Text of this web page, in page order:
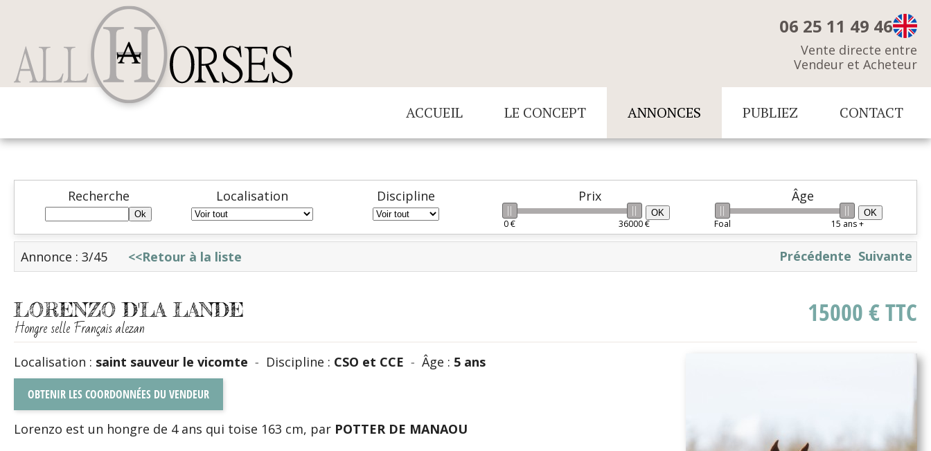
Vente directe entre
Vendeur et Acheteur
06 25 11 49 46
ACCUEIL LE CONCEPT ANNONCES PUBLIEZ CONTACT
Recherche Localisation Discipline Prix
0 € 36000 €
OK
Âge
Foal 15 ans +
OK
Annonce : 3/45 <<Retour à la liste Précédente Suivante
15000 € TTC
LORENZO D'LA LANDE
Hongre selle Français alezan
Localisation : saint sauveur le vicomte - Discipline : CSO et CCE - Âge : 5 ans
OBTENIR LES COORDONNÉES DU VENDEUR
Lorenzo est un hongre de 4 ans qui toise 163 cm, par POTTER DE MANAOU